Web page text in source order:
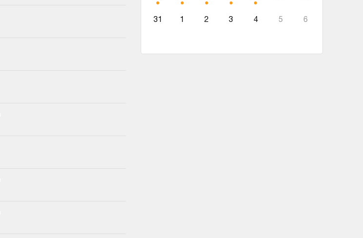
31 1 2 3 4 5 6